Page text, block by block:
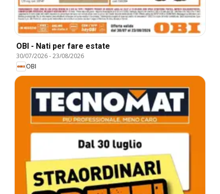
OBI - Nati per fare estate
30/07/2026-23/08/2026
OBI